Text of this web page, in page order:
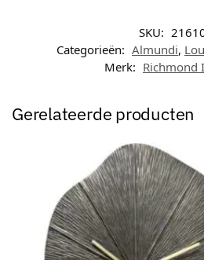
SKU:
Categorieën: Almundi,
Merk: Richmond
Gerelateerde producten